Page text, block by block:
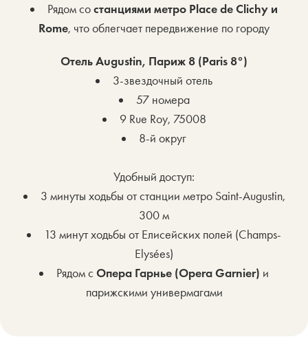
Рядом состанциями метро Place de Clichy и
Rome, что облегчает передвижение по городу
Отель Augustin, Париж 8 (Paris 8°)
3-звездочный отель
57 номера
9 Rue Roy, 75008
8-й округ
Удобный доступ:
3 минуты ходьбы от станции метро Saint-Augustin,
300 м
13 минут ходьбы от Елисейских полей (Champs-
Elysées)
Рядом с Опера Гарнье (Opera Garnier) и
парижскими универмагами